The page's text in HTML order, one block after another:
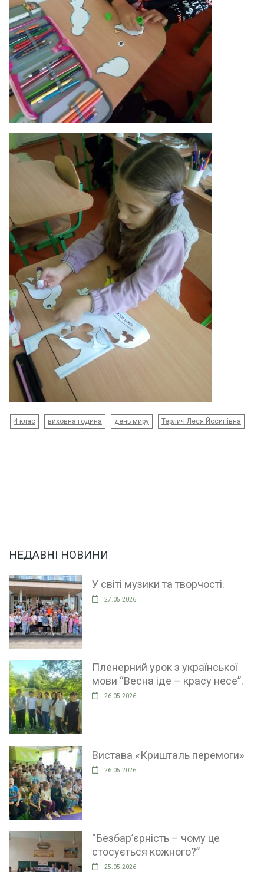
4 клас виховна година день миру Терлич Леся Йосипівна
НЕДАВНІ НОВИНИ
У світі музики та творчості.
27.05.2026
Пленерний урок з української
мови “Весна іде – красу несе”.
26.05.2026
Вистава «Кришталь перемоги»
26.05.2026
“Безбар’єрність – чому це
стосується кожного?”
25.05.2026